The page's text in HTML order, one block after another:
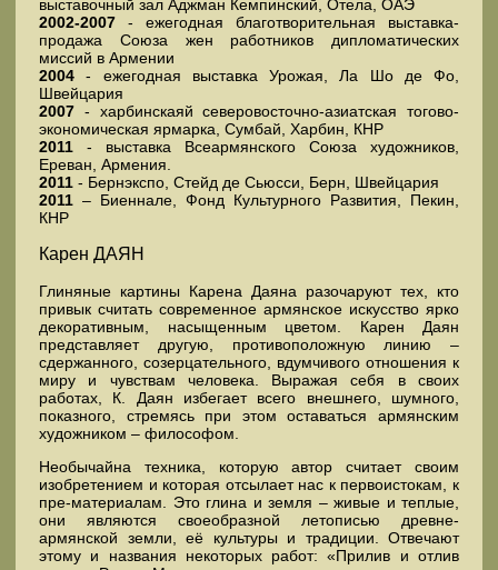
выставочный зал Аджман Кемпинский, Отела, ОАЭ
2002-2007 - ежегодная благотворительная выставка-
продажа Союза жен работников дипломатических
миссий в Армении
2004- ежегодная выставка Урожая, Ла Шо де Фо,
Швейцария
2007 - харбинскаяй северовосточно-азиатская тогово-
экономическая ярмарка, Сумбай, Харбин, КНР
2011 - выставка Всеармянского Союза художников,
Ереван, Армения.
2011 - Бернэкспо, Стейд де Сьюсси, Берн, Швейцария
2011 – Биеннале, Фонд Культурного Развития, Пекин,
КНР
Карен ДАЯН
Глиняные картины Карена Даяна разочаруют тех, кто
привык считать современное армянское искусство ярко
декоративным, насыщенным цветом. Карен Даян
представляет другую, противоположную линию –
сдержанного, созерцательного, вдумчивого отношения к
миру и чувствам человека. Выражая себя в своих
работах, К. Даян избегает всего внешнего, шумного,
показного, стремясь при этом оставаться армянским
художником – философом.
Необычайна техника, которую автор считает своим
изобретением и которая отсылает нас к первоистокам, к
пре-материалам. Это глина и земля – живые и теплые,
они являются своеобразной летописью древне-
армянской земли, её культуры и традиции. Отвечают
этому и названия некоторых работ: «Прилив и отлив